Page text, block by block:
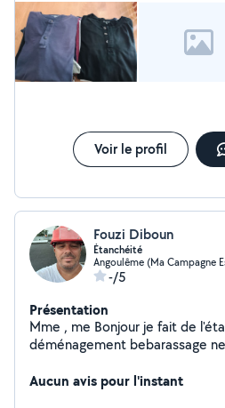
contact
Voir le profil
Fouzi Diboun
Étanchéité
Angoulême (Ma Campagne
-/5
Présentation
Mme , me Bonjour je fait de l'étanchéité
déménagement bebarassage
Aucun avis pour l'instant